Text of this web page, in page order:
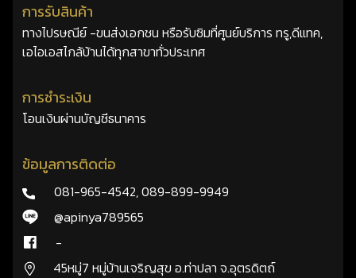
การรับสินค้า
ทางไปรษณีย์ -ขนส่งเอกชน หรือรับซิมที่ศูนย์บริการ ทรู,ดีแทค,
เอไอเอสไกล้บ้านได้ทุกสาขาทั่วประเทศ
การชำระเงิน
โอนเงินผ่านบัญชีธนาคาร
ข้อมูลการติดต่อ
081-965-4542,089-899-9949
@apinya789565
-
45หมู่7 หมู่บ้านเจริญสุข อ.ท่าปลา จ.อุตรดิตถ์